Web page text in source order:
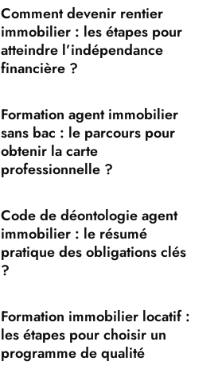
Comment devenir rentier
immobilier : les étapes pour
atteindre l’indépendance
financière ?
Formation agent immobilier
sans bac : le parcours pour
obtenir la carte
professionnelle ?
Code de déontologie agent
immobilier : le résumé
pratique des obligations clés
?
Formation immobilier locatif :
les étapes pour choisir un
programme de qualité